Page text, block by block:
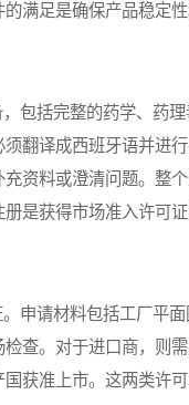
满足是确保产品稳定
括完整的药学、药理
翻译成西班牙语并进
资料或澄清问题。整
是获得市场准入许可证
请材料包括工厂平面
查。对于进口商，则
获准上市。这两类许